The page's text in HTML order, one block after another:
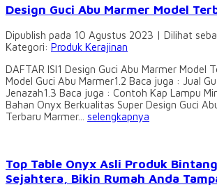
Design Guci Abu Marmer Model
Dipublish pada 10 Agustus 2023 | Dilihat
Kategori: Produk Kerajinan
DAFTAR ISI1 Design Guci Abu Marmer Model
Model Guci Abu Marmer1.2 Baca juga : Jual
Jenazah1.3 Baca juga : Contoh Kap Lampu
Bahan Onyx Berkualitas Super Design Guci
Terbaru Marmer... selengkapnya
Top Table Onyx Asli Produk
Sejahtera, Bikin Rumah Anda